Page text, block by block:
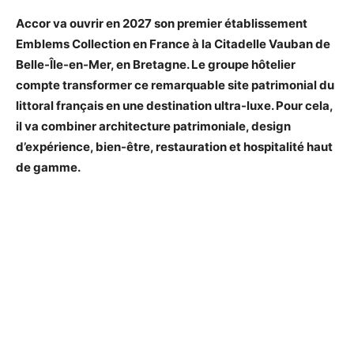
Accor va ouvrir en 2027 son premier établissement
Emblems Collection en France à la Citadelle Vauban de
Belle-Île-en-Mer, en Bretagne. Le groupe hôtelier
compte transformer ce remarquable site patrimonial du
littoral français en une destination ultra-luxe. Pour cela,
il va combiner architecture patrimoniale, design
d’expérience, bien-être, restauration et hospitalité haut
de gamme.